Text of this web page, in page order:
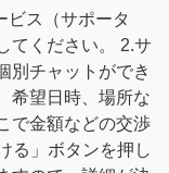
ビス（サポータ
てください。 2.サ
別チャットができ
希望日時、場所な
で金額などの交渉
る」ボタンを押し